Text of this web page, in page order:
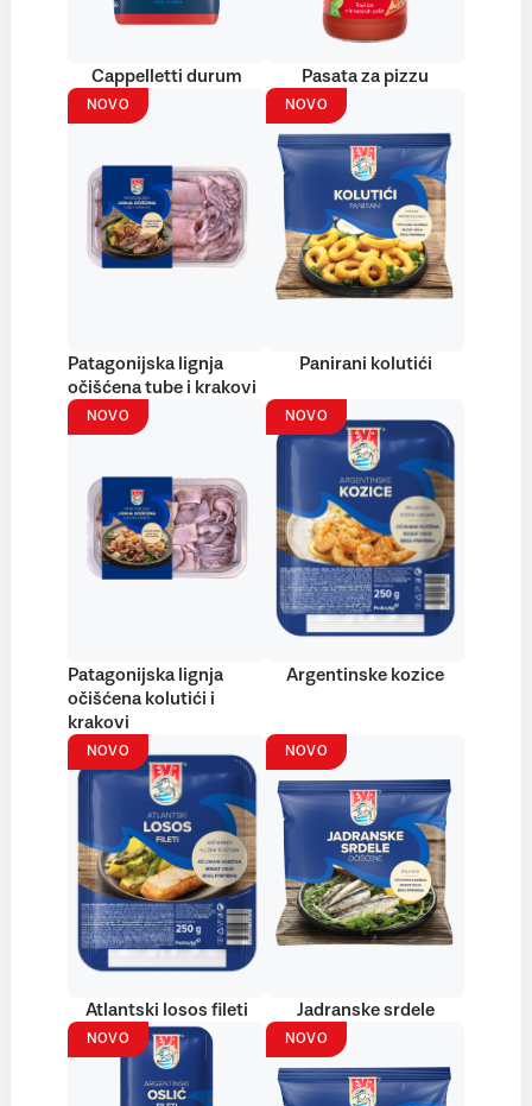
Cappelletti durum Pasata za pizzu
NOVO
Patagonijska lignja
očišćena tube i krakovi
NOVO
Panirani kolutići
NOVO
Patagonijska lignja
očišćena kolutići i
krakovi
NOVO
Argentinske kozice
NOVO
Atlantski losos fileti
NOVO
Jadranske srdele
NOVO NOVO